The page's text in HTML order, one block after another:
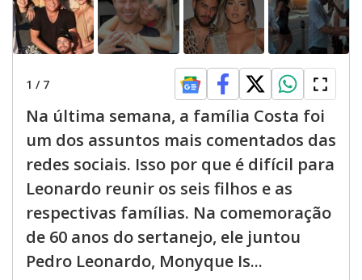
1 / 7
Na última semana, a família Costa foi
um dos assuntos mais comentados das
redes sociais. Isso por que é difícil para
Leonardo reunir os seis filhos e as
respectivas famílias. Na comemoração
de 60 anos do sertanejo, ele juntou
Pedro Leonardo, Monyque Is...